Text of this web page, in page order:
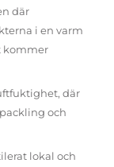
där
i en varm
kommer
där
och
lokal och